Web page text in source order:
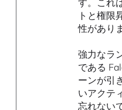
トと権限
性があり
強力なラ
である
ーンが引
いアクテ
忘れない